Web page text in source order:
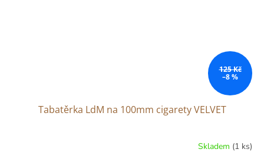
125 Kč
–8 %
Tabatěrka LdM na 100mm cigarety VELVET
Skladem (1 ks)